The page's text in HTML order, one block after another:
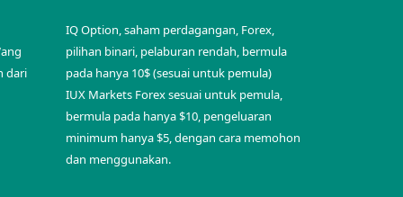
dari
IQ Option, saham perdagangan, Forex,
pilihan binari, pelaburan rendah, bermula
pada hanya 10$ (sesuai untuk pemula)
IUX Markets Forex sesuai untuk pemula,
bermula pada hanya $10, pengeluaran
minimum hanya $5, dengan cara memohon
dan menggunakan.